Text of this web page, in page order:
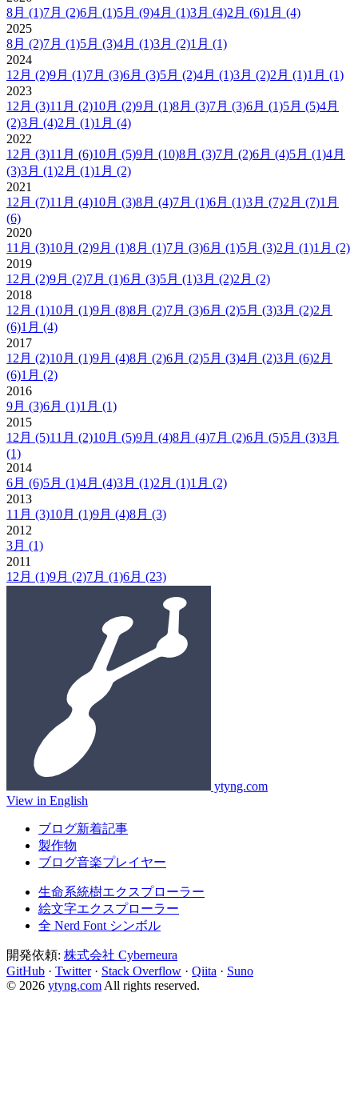
8月 (1)7月 (2)6月 (1)5月 (9)4月 (1)3月 (4)2月 (6)1月 (4)
2025
8月 (2)7月 (1)5月 (3)4月 (1)3月 (2)1月 (1)
2024
12月 (2)9月 (1)7月 (3)6月 (3)5月 (2)4月 (1)3月 (2)2月 (1)1月 (1)
2023
12月 (3)11月 (2)10月 (2)9月 (1)8月 (3)7月 (3)6月 (1)5月 (5)4月
(2)3月 (4)2月 (1)1月 (4)
2022
12月 (3)11月 (6)10月 (5)9月 (10)8月 (3)7月 (2)6月 (4)5月 (1)4月
(3)3月 (1)2月 (1)1月 (2)
2021
12月 (7)11月 (4)10月 (3)8月 (4)7月 (1)6月 (1)3月 (7)2月 (7)1月
(6)
2020
11月 (3)10月 (2)9月 (1)8月 (1)7月 (3)6月 (1)5月 (3)2月 (1)1月 (2)
2019
12月 (2)9月 (2)7月 (1)6月 (3)5月 (1)3月 (2)2月 (2)
2018
12月 (1)10月 (1)9月 (8)8月 (2)7月 (3)6月 (2)5月 (3)3月 (2)2月
(6)1月 (4)
2017
12月 (2)10月 (1)9月 (4)8月 (2)6月 (2)5月 (3)4月 (2)3月 (6)2月
(6)1月 (2)
2016
9月 (3)6月 (1)1月 (1)
2015
12月 (5)11月 (2)10月 (5)9月 (4)8月 (4)7月 (2)6月 (5)5月 (3)3月
(1)
2014
6月 (6)5月 (1)4月 (4)3月 (1)2月 (1)1月 (2)
2013
11月 (3)10月 (1)9月 (4)8月 (3)
2012
3月 (1)
2011
12月 (1)9月 (2)7月 (1)6月 (23)
ytyng.com
View in English
ブログ新着記事
製作物
ブログ音楽プレイヤー
生命系統樹エクスプローラー
絵文字エクスプローラー
全 Nerd Font シンボル
開発依頼: 株式会社 Cyberneura
GitHub · Twitter · Stack Overflow · Qiita · Suno
© 2026 ytyng.com All rights reserved.